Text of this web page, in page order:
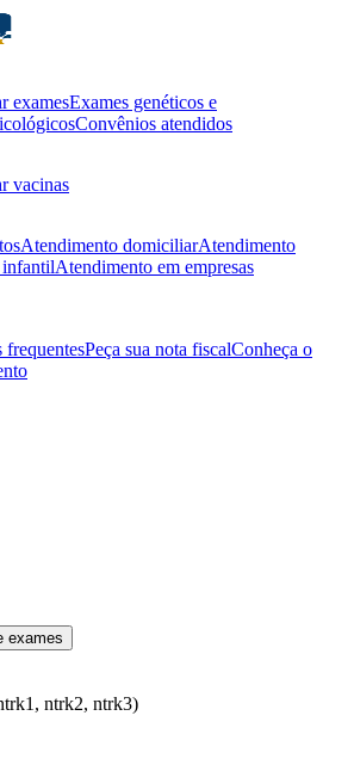
examesExames genéticos e
Convênios atendidos
vacinas
Atendimento domiciliarAtendimento
Atendimento em empresas
frequentesPeça sua nota fiscalConheça o
exames
ntrk2, ntrk3)